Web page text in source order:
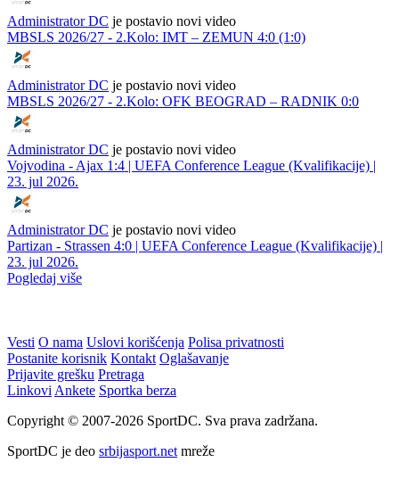
Administrator DC je postavio novi video
MBSLS 2026/27 - 2.Kolo: IMT – ZEMUN 4:0 (1:0)
Administrator DC je postavio novi video
MBSLS 2026/27 - 2.Kolo: OFK BEOGRAD – RADNIK 0:0
Administrator DC je postavio novi video
Vojvodina - Ajax 1:4 | UEFA Conference League (Kvalifikacije) |
23. jul 2026.
Administrator DC je postavio novi video
Partizan - Strassen 4:0 | UEFA Conference League (Kvalifikacije) |
23. jul 2026.
Pogledaj više
HŠK Zrinjski otvorio upise:
Počinje nova sezona za
najmlađe Plemiće
Zmajice u Mostaru počele
VIDEO: Navijači Torcide i
BBB-a se potukli kod
Lana Pudar i dalje mora